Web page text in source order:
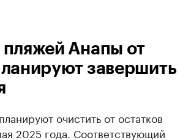
пляжей Анапы от
завершить
очистить от остатков
2025 года. Соответствующий